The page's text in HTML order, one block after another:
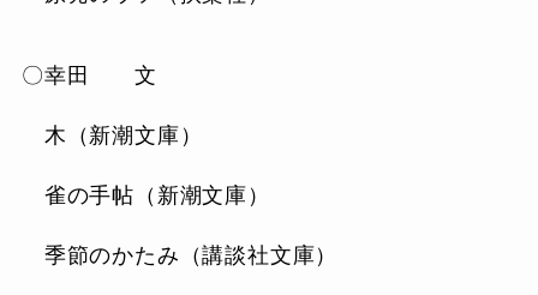
〇幸田 文
木（新潮文庫）
雀の手帖（新潮文庫）
季節のかたみ（講談社文庫）